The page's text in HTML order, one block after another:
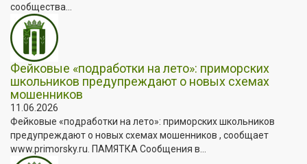
сообщества...
Фейковые «подработки на лето»: приморских
школьников предупреждают о новых схемах
мошенников
11.06.2026
Фейковые «подработки на лето»: приморских школьников
предупреждают о новых схемах мошенников , сообщает
www.primorsky.ru. ПАМЯТКА Сообщения в...